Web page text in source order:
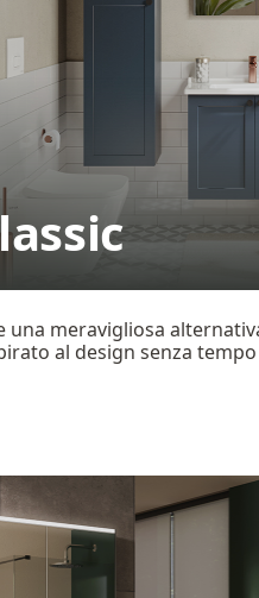
una meravigliosa
al design senza tempo